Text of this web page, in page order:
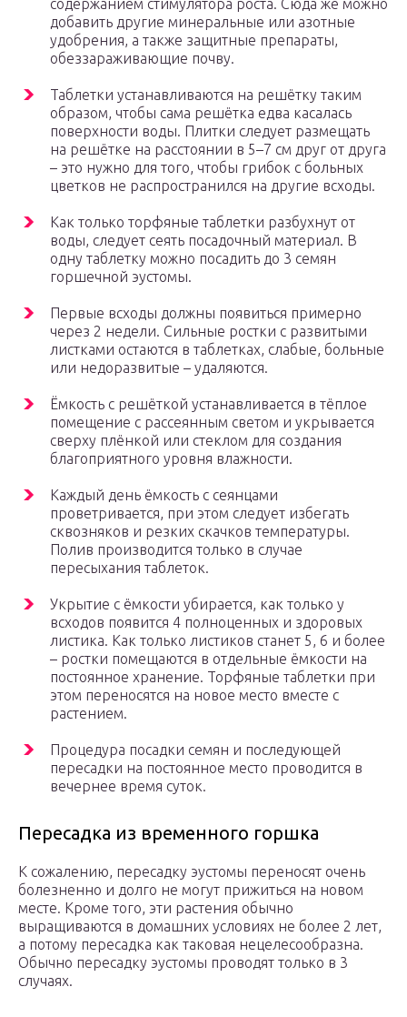
содержанием стимулятора роста. Сюда же можно
добавить другие минеральные или азотные
удобрения, а также защитные препараты,
обеззараживающие почву.
Таблетки устанавливаются на решётку таким
образом, чтобы сама решётка едва касалась
поверхности воды. Плитки следует размещать
на решётке на расстоянии в 5–7 см друг от друга
– это нужно для того, чтобы грибок с больных
цветков не распространился на другие всходы.
Как только торфяные таблетки разбухнут от
воды, следует сеять посадочный материал. В
одну таблетку можно посадить до 3 семян
горшечной эустомы.
Первые всходы должны появиться примерно
через 2 недели. Сильные ростки с развитыми
листками остаются в таблетках, слабые, больные
или недоразвитые – удаляются.
Ёмкость с решёткой устанавливается в тёплое
помещение с рассеянным светом и укрывается
сверху плёнкой или стеклом для создания
благоприятного уровня влажности.
Каждый день ёмкость с сеянцами
проветривается, при этом следует избегать
сквозняков и резких скачков температуры.
Полив производится только в случае
пересыхания таблеток.
Укрытие с ёмкости убирается, как только у
всходов появится 4 полноценных и здоровых
листика. Как только листиков станет 5, 6 и более
– ростки помещаются в отдельные ёмкости на
постоянное хранение. Торфяные таблетки при
этом переносятся на новое место вместе с
растением.
Процедура посадки семян и последующей
пересадки на постоянное место проводится в
вечернее время суток.
Пересадка из временного горшка
К сожалению, пересадку эустомы переносят очень
болезненно и долго не могут прижиться на новом
месте. Кроме того, эти растения обычно
выращиваются в домашних условиях не более 2 лет,
а потому пересадка как таковая нецелесообразна.
Обычно пересадку эустомы проводят только в 3
случаях.